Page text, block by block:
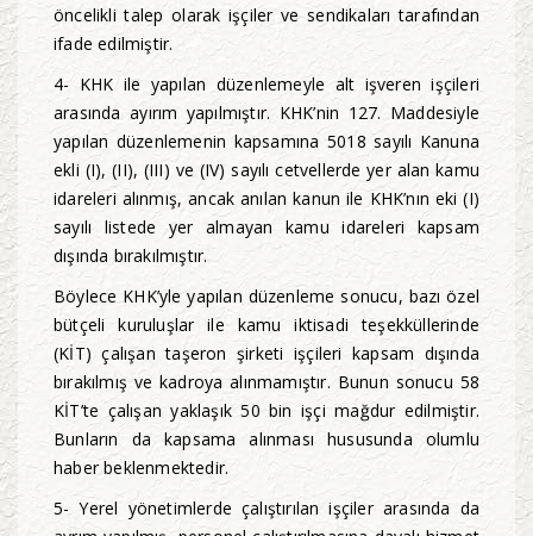
öncelikli talep olarak işçiler ve sendikaları tarafından
ifade edilmiştir.
4- KHK ile yapılan düzenlemeyle alt işveren işçileri
arasında ayırım yapılmıştır. KHK’nin 127. Maddesiyle
yapılan düzenlemenin kapsamına 5018 sayılı Kanuna
ekli (I), (II), (III) ve (IV) sayılı cetvellerde yer alan kamu
idareleri alınmış, ancak anılan kanun ile KHK’nın eki (I)
sayılı listede yer almayan kamu idareleri kapsam
dışında bırakılmıştır.
Böylece KHK’yle yapılan düzenleme sonucu, bazı özel
bütçeli kuruluşlar ile kamu iktisadi teşekküllerinde
(KİT) çalışan taşeron şirketi işçileri kapsam dışında
bırakılmış ve kadroya alınmamıştır. Bunun sonucu 58
KİT’te çalışan yaklaşık 50 bin işçi mağdur edilmiştir.
Bunların da kapsama alınması hususunda olumlu
haber beklenmektedir.
5- Yerel yönetimlerde çalıştırılan işçiler arasında da